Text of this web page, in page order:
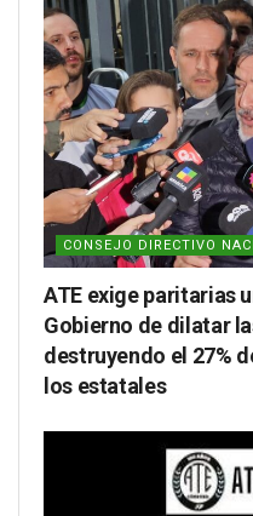
CONSEJO DIRECTIVO
ATE exige paritarias
Gobierno de dilatar
destruyendo el 27%
los estatales